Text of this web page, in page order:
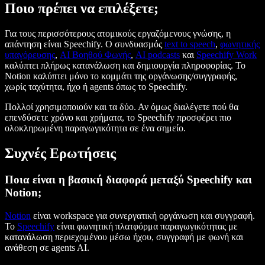
Ποιο πρέπει να επιλέξετε;
Για τους περισσότερους ατομικούς εργαζόμενους γνώσης, η
απάντηση είναι Speechify. Ο συνδυασμός text to speech, φωνητικής
υπαγόρευσης, AI Βοηθού Φωνής, AI podcasts και Speechify Work
καλύπτει πλήρως κατανάλωση και δημιουργία πληροφορίας. Το
Notion καλύπτει μόνο το κομμάτι της οργάνωσης/συγγραφής,
χωρίς ταχύτητα, ήχο ή agents όπως το Speechify.
Πολλοί χρησιμοποιούν και τα δύο. Αν όμως διαλέγετε πού θα
επενδύσετε χρόνο και χρήματα, το Speechify προσφέρει πιο
ολοκληρωμένη παραγωγικότητα σε ένα σημείο.
Συχνές Ερωτήσεις
Ποια είναι η βασική διαφορά μεταξύ Speechify και
Notion;
Notion είναι workspace για συνεργατική οργάνωση και συγγραφή.
Το Speechify είναι φωνητική πλατφόρμα παραγωγικότητας με
κατανάλωση περιεχομένου μέσω ήχου, συγγραφή με φωνή και
ανάθεση σε agents AI.